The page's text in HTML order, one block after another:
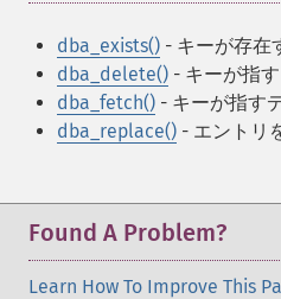
dba_exists() - キーが存在
dba_delete() - キーが指
dba_fetch() - キーが指す
dba_replace() - エントリ
Found A Problem?
Learn How To Improve This